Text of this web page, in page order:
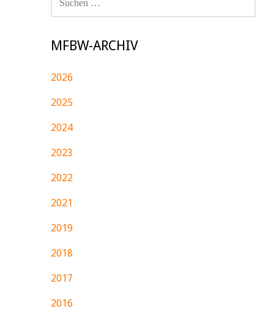
NACH:
MFBW-ARCHIV
2026
2025
2024
2023
2022
2021
2019
2018
2017
2016